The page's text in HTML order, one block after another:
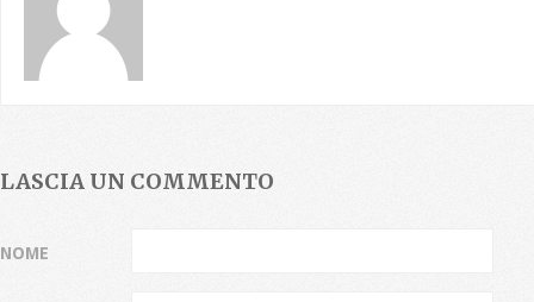
LASCIA UN COMMENTO
NOME